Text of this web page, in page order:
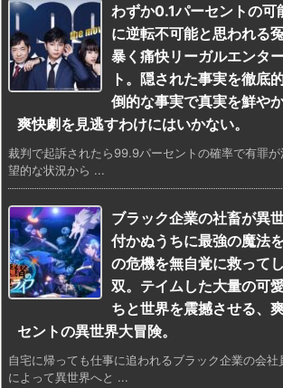
わずか0.1パーセントの可
に逆転不可能と思われる
暴く痛快リーガルエンタ
ト。隠された事実を徹底
倒的な事実で真実を鮮や
爽快劇を見逃すわけにはいかない。
裁判で起訴されたら99.9パーセントの確率で有罪
望的な状況から ...
ブラック企業の社畜が異
付かぬうちに最強の魔法
の危機を無自覚に救って
双。テイムした大量の可
ちと世界を震撼させる、
セントの異世界大冒険。
自宅に帰っても仕事に追われるブラック企業の会社
によって異世界へと ...